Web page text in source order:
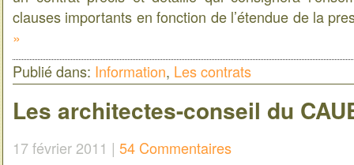
clauses importants en fonction de l’étendue de la
»
Publié dans: Information, Les contrats
Les architectes-conseil du
17 février 2011 | 54 Commentaires